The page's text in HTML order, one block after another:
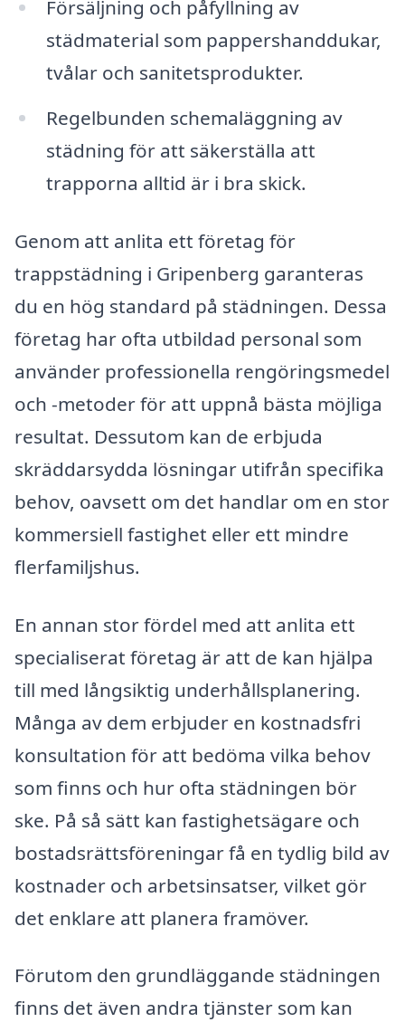
Försäljning och påfyllning av
städmaterial som pappershanddukar,
tvålar och sanitetsprodukter.
Regelbunden schemaläggning av
städning för att säkerställa att
trapporna alltid är i bra skick.
Genom att anlita ett företag för
trappstädning i Gripenberg garanteras
du en hög standard på städningen. Dessa
företag har ofta utbildad personal som
använder professionella rengöringsmedel
och -metoder för att uppnå bästa möjliga
resultat. Dessutom kan de erbjuda
skräddarsydda lösningar utifrån specifika
behov, oavsett om det handlar om en stor
kommersiell fastighet eller ett mindre
flerfamiljshus.
En annan stor fördel med att anlita ett
specialiserat företag är att de kan hjälpa
till med långsiktig underhållsplanering.
Många av dem erbjuder en kostnadsfri
konsultation för att bedöma vilka behov
som finns och hur ofta städningen bör
ske. På så sätt kan fastighetsägare och
bostadsrättsföreningar få en tydlig bild av
kostnader och arbetsinsatser, vilket gör
det enklare att planera framöver.
Förutom den grundläggande städningen
finns det även andra tjänster som kan